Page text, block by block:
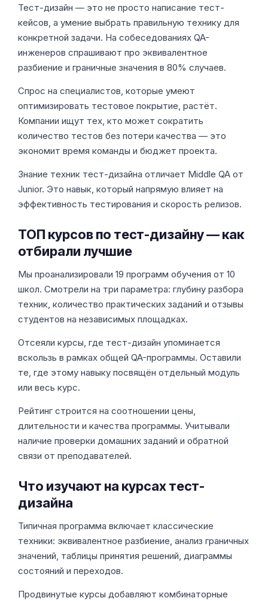
Тест-дизайн — это не просто написание тест-
кейсов, а умение выбрать правильную технику для
конкретной задачи. На собеседованиях QA-
инженеров спрашивают про эквивалентное
разбиение и граничные значения в 80% случаев.
Спрос на специалистов, которые умеют
оптимизировать тестовое покрытие, растёт.
Компании ищут тех, кто может сократить
количество тестов без потери качества — это
экономит время команды и бюджет проекта.
Знание техник тест-дизайна отличает Middle QA от
Junior. Это навык, который напрямую влияет на
эффективность тестирования и скорость релизов.
ТОП курсов по тест-дизайну — как
отбирали лучшие
Мы проанализировали 19 программ обучения от 10
школ. Смотрели на три параметра: глубину разбора
техник, количество практических заданий и отзывы
студентов на независимых площадках.
Отсеяли курсы, где тест-дизайн упоминается
вскользь в рамках общей QA-программы. Оставили
те, где этому навыку посвящён отдельный модуль
или весь курс.
Рейтинг строится на соотношении цены,
длительности и качества программы. Учитывали
наличие проверки домашних заданий и обратной
связи от преподавателей.
Что изучают на курсах тест-
дизайна
Типичная программа включает классические
техники: эквивалентное разбиение, анализ граничных
значений, таблицы принятия решений, диаграммы
состояний и переходов.
Продвинутые курсы добавляют комбинаторные